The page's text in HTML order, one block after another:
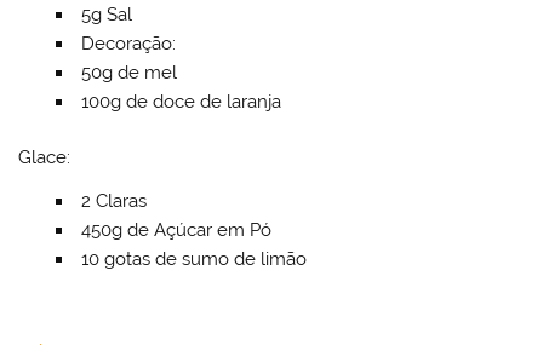
5g Sal
Decoração:
50g de mel
100g de doce de laranja
Glace:
2 Claras
450g de Açúcar em Pó
10 gotas de sumo de limão